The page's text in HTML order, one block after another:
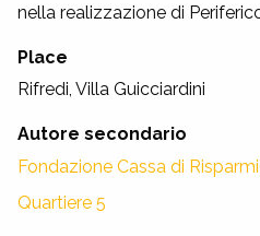
nella realizzazione di
Place
Rifredi, Villa Guicciardini
Autore secondario
Fondazione Cassa di
Quartiere 5